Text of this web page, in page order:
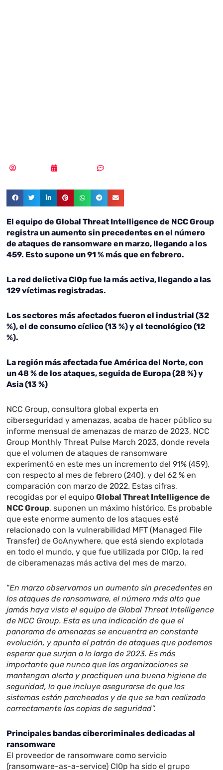
El equipo de Global Threat Intelligence de NCC Group
registra un aumento sin precedentes en el número
de ataques de ransomware en marzo, llegando a los
459. Esto supone un 91 % más que en febrero.
La red delictiva Cl0p fue la más activa, llegando a las
129 víctimas registradas.
Los sectores más afectados fueron el industrial (32
%), el de consumo cíclico (13 %) y el tecnológico (12
%).
La región más afectada fue América del Norte, con
un 48 % de los ataques, seguida de Europa (28 %) y
Asia (13 %)
NCC Group, consultora global experta en
ciberseguridad y amenazas, acaba de hacer público su
informe mensual de amenazas de marzo de 2023, NCC
Group Monthly Threat Pulse March 2023, donde revela
que el volumen de ataques de ransomware
experimentó en este mes un incremento del 91% (459),
con respecto al mes de febrero (240), y del 62 % en
comparación con marzo de 2022. Estas cifras,
recogidas por el equipoGlobal Threat Intelligence de
NCC Group, suponen un máximo histórico. Es probable
que este enorme aumento de los ataques esté
relacionado con la vulnerabilidad MFT (Managed File
Transfer) de GoAnywhere, que está siendo explotada
en todo el mundo, y que fue utilizada por Cl0p, la red
de ciberamenazas más activa del mes de marzo.
“En marzo observamos un aumento sin precedentes en
los ataques de ransomware, el número más alto que
jamás haya visto el equipo de Global Threat Intelligence
de NCC Group. Esta es una indicación de que el
panorama de amenazas se encuentra en constante
evolución, y apunta el patrón de ataques que podemos
esperar que surjan a lo largo de 2023. Es más
importante que nunca que las organizaciones se
mantengan alerta y practiquen una buena higiene de
seguridad, lo que incluye asegurarse de que los
sistemas están parcheados y de que se han realizado
correctamente las copias de seguridad”.
Principales bandas cibercriminales dedicadas al
ransomware
El proveedor de ransomware como servicio
(ransomware-as-a-service) Cl0p ha sido el grupo